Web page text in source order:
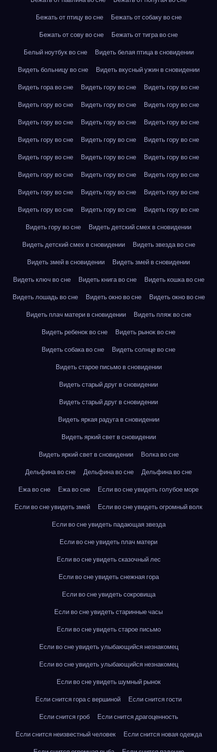
Бежать от птицу во сне
Бежать от собаку во сне
Бежать от сову во сне
Бежать от тигра во сне
Белый ноутбук во сне
Видеть белая птица в сновидении
Видеть больницу во сне
Видеть вкусный ужин в сновидении
Видеть гора во сне
Видеть гору во сне
Видеть гору во сне
Видеть гору во сне
Видеть гору во сне
Видеть гору во сне
Видеть гору во сне
Видеть гору во сне
Видеть гору во сне
Видеть гору во сне
Видеть гору во сне
Видеть гору во сне
Видеть гору во сне
Видеть гору во сне
Видеть гору во сне
Видеть гору во сне
Видеть гору во сне
Видеть гору во сне
Видеть гору во сне
Видеть гору во сне
Видеть гору во сне
Видеть гору во сне
Видеть гору во сне
Видеть гору во сне
Видеть гору во сне
Видеть детский смех в сновидении
Видеть детский смех в сновидении
Видеть звезда во сне
Видеть змей в сновидении
Видеть змей в сновидении
Видеть ключ во сне
Видеть книга во сне
Видеть кошка во сне
Видеть лошадь во сне
Видеть окно во сне
Видеть окно во сне
Видеть плач матери в сновидении
Видеть пляж во сне
Видеть ребенок во сне
Видеть рынок во сне
Видеть собака во сне
Видеть солнце во сне
Видеть старое письмо в сновидении
Видеть старый друг в сновидении
Видеть старый друг в сновидении
Видеть яркая радуга в сновидении
Видеть яркий свет в сновидении
Видеть яркий свет в сновидении
Волка во сне
Дельфина во сне
Дельфина во сне
Дельфина во сне
Ежа во сне
Ежа во сне
Если во сне увидеть голубое море
Если во сне увидеть змей
Если во сне увидеть огромный волк
Если во сне увидеть падающая звезда
Если во сне увидеть плач матери
Если во сне увидеть сказочный лес
Если во сне увидеть снежная гора
Если во сне увидеть сокровища
Если во сне увидеть старинные часы
Если во сне увидеть старое письмо
Если во сне увидеть улыбающийся незнакомец
Если во сне увидеть улыбающийся незнакомец
Если во сне увидеть шумный рынок
Если снится гора с вершиной
Если снится гости
Если снится гроб
Если снится драгоценность
Если снится неизвестный человек
Если снится новая одежда